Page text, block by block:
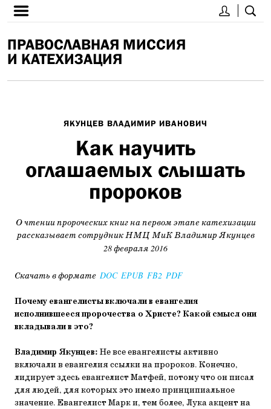
ПРАВОСЛАВНАЯ МИССИЯ
И КАТЕХИЗАЦИЯ
ЯКУНЦЕВ ВЛАДИМИР ИВАНОВИЧ
Как научить
оглашаемых слышать
пророков
О чтении пророческих книг на первом этапе катехизации
рассказывает сотрудник НМЦ МиК Владимир Якунцев
28 февраля 2016
Скачать в формате DOC EPUB FB2 PDF
Почему евангелисты включали в евангелия
исполнившееся пророчества о Христе? Какой смысл они
вкладывали в это?
Владимир Якунцев: Не все евангелисты активно
включали в евангелия ссылки на пророков. Конечно,
лидирует здесь евангелист Матфей, потому что он писал
для людей, для которых это имело принципиальное
значение. Евангелист Марк и, тем более, Лука акцент на